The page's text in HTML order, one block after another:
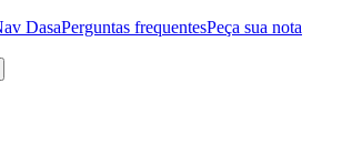
DasaPerguntas frequentesPeça sua nota